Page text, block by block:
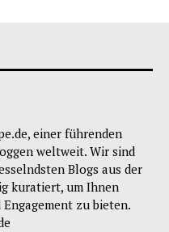
einer führenden
weltweit. Wir sind
Blogs aus der
kuratiert, um Ihnen
zu bieten.